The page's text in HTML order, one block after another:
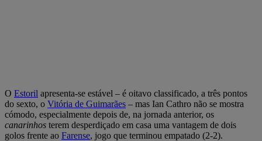
O Estoril apresenta-se estável – é oitavo classificado, a três pontos
do sexto, o Vitória de Guimarães – mas Ian Cathro não se mostra
cómodo, especialmente depois de, na jornada anterior, os
canarinhos terem desperdiçado em casa uma vantagem de dois
golos frente ao Farense, jogo que terminou empatado (2-2).